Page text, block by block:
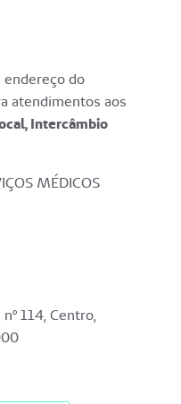
endereço do
atendimentos aos
Intercâmbio
MÉDICOS
114, Centro,